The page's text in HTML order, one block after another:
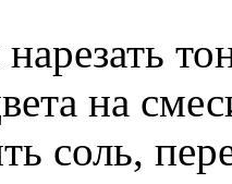
на
соль,